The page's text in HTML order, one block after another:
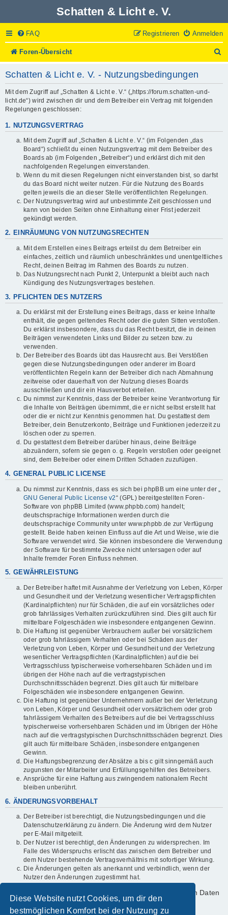
Diese Website nutzt Cookies, um dir den
bestmöglichen Komfort bei der Nutzung zu
Schatten & Licht e. V.
FAQ Anmelden
Registrieren
Foren-Übersicht
u
Schatten & Licht e. V. - Nutzungsbedingungen
Mit dem Zugriff auf „Schatten & Licht e. V.“ („https://forum.schatten-und-
licht.de“) wird zwischen dir und dem Betreiber ein Vertrag mit folgenden
Regelungen geschlossen:
1. NUTZUNGSVERTRAG
Mit dem Zugriff auf „Schatten & Licht e. V.“ (im Folgenden „das
Board“) schließt du einen Nutzungsvertrag mit dem Betreiber des
Boards ab (im Folgenden „Betreiber“) und erklärst dich mit den
nachfolgenden Regelungen einverstanden.
Wenn du mit diesen Regelungen nicht einverstanden bist, so darfst
du das Board nicht weiter nutzen. Für die Nutzung des Boards
gelten jeweils die an dieser Stelle veröffentlichten Regelungen.
Der Nutzungsvertrag wird auf unbestimmte Zeit geschlossen und
kann von beiden Seiten ohne Einhaltung einer Frist jederzeit
gekündigt werden.
2. EINRÄUMUNG VON NUTZUNGSRECHTEN
Mit dem Erstellen eines Beitrags erteilst du dem Betreiber ein
einfaches, zeitlich und räumlich unbeschränktes und unentgeltliches
Recht, deinen Beitrag im Rahmen des Boards zu nutzen.
Das Nutzungsrecht nach Punkt 2, Unterpunkt a bleibt auch nach
Kündigung des Nutzungsvertrages bestehen.
3. PFLICHTEN DES NUTZERS
Du erklärst mit der Erstellung eines Beitrags, dass er keine Inhalte
enthält, die gegen geltendes Recht oder die guten Sitten verstoßen.
Du erklärst insbesondere, dass du das Recht besitzt, die in deinen
Beiträgen verwendeten Links und Bilder zu setzen bzw. zu
verwenden.
Der Betreiber des Boards übt das Hausrecht aus. Bei Verstößen
gegen diese Nutzungsbedingungen oder anderer im Board
veröffentlichten Regeln kann der Betreiber dich nach Abmahnung
zeitweise oder dauerhaft von der Nutzung dieses Boards
ausschließen und dir ein Hausverbot erteilen.
Du nimmst zur Kenntnis, dass der Betreiber keine Verantwortung für
die Inhalte von Beiträgen übernimmt, die er nicht selbst erstellt hat
oder die er nicht zur Kenntnis genommen hat. Du gestattest dem
Betreiber, dein Benutzerkonto, Beiträge und Funktionen jederzeit zu
löschen oder zu sperren.
Du gestattest dem Betreiber darüber hinaus, deine Beiträge
abzuändern, sofern sie gegen o. g. Regeln verstoßen oder geeignet
sind, dem Betreiber oder einem Dritten Schaden zuzufügen.
4. GENERAL PUBLIC LICENSE
Du nimmst zur Kenntnis, dass es sich bei phpBB um eine unter der „
GNU General Public License v2“ (GPL) bereitgestellten Foren-
Software von phpBB Limited (www.phpbb.com) handelt;
deutschsprachige Informationen werden durch die
deutschsprachige Community unter www.phpbb.de zur Verfügung
gestellt. Beide haben keinen Einfluss auf die Art und Weise, wie die
Software verwendet wird. Sie können insbesondere die Verwendung
der Software für bestimmte Zwecke nicht untersagen oder auf
Inhalte fremder Foren Einfluss nehmen.
5. GEWÄHRLEISTUNG
Der Betreiber haftet mit Ausnahme der Verletzung von Leben, Körper
und Gesundheit und der Verletzung wesentlicher Vertragspflichten
(Kardinalpflichten) nur für Schäden, die auf ein vorsätzliches oder
grob fahrlässiges Verhalten zurückzuführen sind. Dies gilt auch für
mittelbare Folgeschäden wie insbesondere entgangenen Gewinn.
Die Haftung ist gegenüber Verbrauchern außer bei vorsätzlichem
oder grob fahrlässigem Verhalten oder bei Schäden aus der
Verletzung von Leben, Körper und Gesundheit und der Verletzung
wesentlicher Vertragspflichten (Kardinalpflichten) auf die bei
Vertragsschluss typischerweise vorhersehbaren Schäden und im
übrigen der Höhe nach auf die vertragstypischen
Durchschnittsschäden begrenzt. Dies gilt auch für mittelbare
Folgeschäden wie insbesondere entgangenen Gewinn.
Die Haftung ist gegenüber Unternehmern außer bei der Verletzung
von Leben, Körper und Gesundheit oder vorsätzlichem oder grob
fahrlässigem Verhalten des Betreibers auf die bei Vertragsschluss
typischerweise vorhersehbaren Schäden und im Übrigen der Höhe
nach auf die vertragstypischen Durchschnittsschäden begrenzt. Dies
gilt auch für mittelbare Schäden, insbesondere entgangenen
Gewinn.
Die Haftungsbegrenzung der Absätze a bis c gilt sinngemäß auch
zugunsten der Mitarbeiter und Erfüllungsgehilfen des Betreibers.
Ansprüche für eine Haftung aus zwingendem nationalem Recht
bleiben unberührt.
6. ÄNDERUNGSVORBEHALT
Der Betreiber ist berechtigt, die Nutzungsbedingungen und die
Datenschutzerklärung zu ändern. Die Änderung wird dem Nutzer
per E-Mail mitgeteilt.
Der Nutzer ist berechtigt, den Änderungen zu widersprechen. Im
Falle des Widerspruchs erlischt das zwischen dem Betreiber und
dem Nutzer bestehende Vertragsverhältnis mit sofortiger Wirkung.
Die Änderungen gelten als anerkannt und verbindlich, wenn der
Nutzer den Änderungen zugestimmt hat.
Informationen über den Umgang mit deinen persönlichen Daten
sind in der Datenschutzerklärung enthalten.